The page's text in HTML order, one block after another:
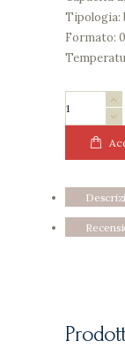
Tipologia:
Formato:
CANTINA
BASSOLI
"Metodo